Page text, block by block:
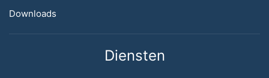
Downloads
Diensten